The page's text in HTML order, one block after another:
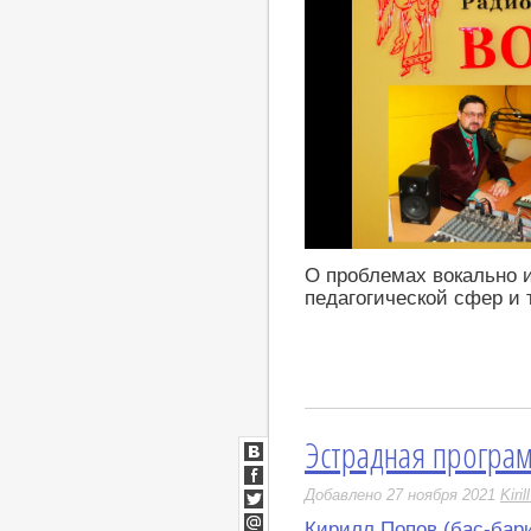
О проблемах вокально
педагогической сфер и
Эстрадная
Добавлено 27 ноября 2021
ВКонтакте
Facebook
Twitter